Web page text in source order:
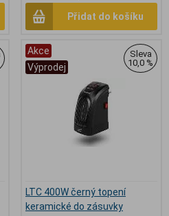
Přidat do košíku
Akce
Výprodej
Sleva
10,0 %
LTC 400W černý topení
keramické do zásuvky